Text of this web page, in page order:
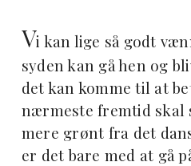
Vi kan lige så godt
syden kan gå hen og
det kan komme til at
nærmeste fremtid skal
mere grønt fra det
er det bare med at gå